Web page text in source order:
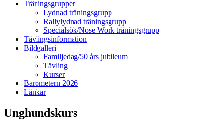
Träningsgrupper
Lydnad träningsgrupp
Rallylydnad träningsgrupp
Specialsök/Nose Work träningsgrupp
Tävlingsinformation
Bildgalleri
Familjedag/50 års jubileum
Tävling
Kurser
Barometern 2026
Länkar
Unghundskurs